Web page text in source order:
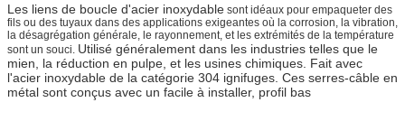
Les liens de boucle d'acier inoxydable sont idéaux pour empaqueter des
fils ou des tuyaux dans des applications exigeantes où la corrosion, la vibration,
la désagrégation générale, le rayonnement, et les extrémités de la température
sont un souci. Utilisé généralement dans les industries telles que le
mien, la réduction en pulpe, et les usines chimiques. Fait avec
l'acier inoxydable de la catégorie 304 ignifuges. Ces serres-câble en
métal sont conçus avec un facile à installer, profil bas